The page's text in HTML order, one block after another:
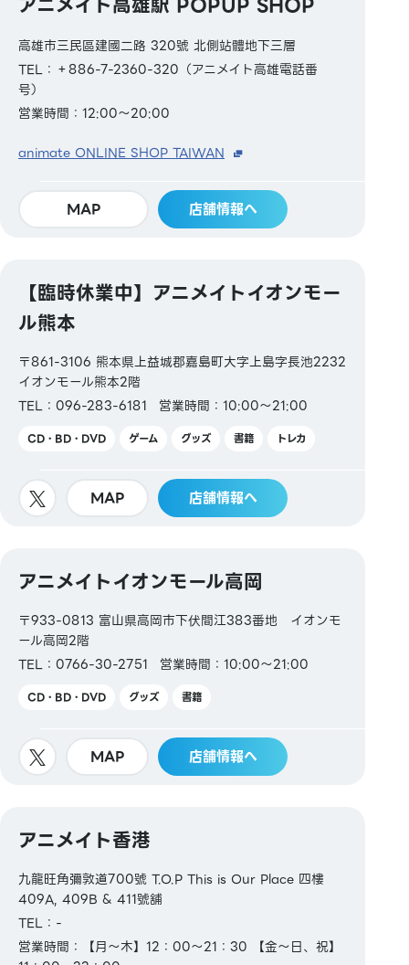
高雄市三民區建國二路 320號 北側站體地下三層
TEL：＋886-7-2360-320（アニメイト高雄電話番
号）
営業時間：12:00～20:00
animate ONLINE SHOP TAIWAN
MAP 店舗情報へ
【臨時休業中】アニメイトイオンモー
ル熊本
〒861-3106 熊本県上益城郡嘉島町大字上島字長池2232
イオンモール熊本2階
TEL：096-283-6181
営業時間：10:00～21:00
CD・BD・DVD ゲーム グッズ 書籍 トレカ
MAP 店舗情報へ
アニメイトイオンモール高岡
〒933-0813 富山県高岡市下伏間江383番地 イオンモ
ール高岡2階
TEL：0766-30-2751
営業時間：10:00～21:00
CD・BD・DVD グッズ 書籍
MAP 店舗情報へ
アニメイト香港
九龍旺角彌敦道700號 T.O.P This is Our Place 四樓
409A, 409B & 411號舖
TEL：-
営業時間：【月～木】12：00～21：30 【金～日、祝】